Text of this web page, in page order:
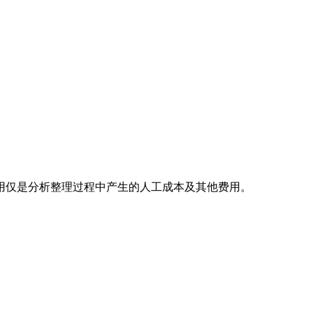
是分析整理过程中产生的人工成本及其他费用。